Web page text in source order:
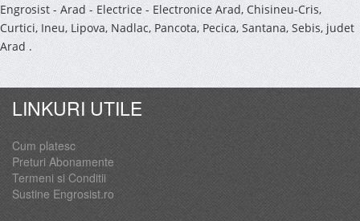
Engrosist - Arad - Electrice - Electronice Arad, Chisineu-Cris,
Curtici, Ineu, Lipova, Nadlac, Pancota, Pecica, Santana, Sebis, judet
Arad .
LINKURI UTILE
Cum platesc
Preturi Abonamente
Termeni si Conditii
Sustine Engrosist.ro